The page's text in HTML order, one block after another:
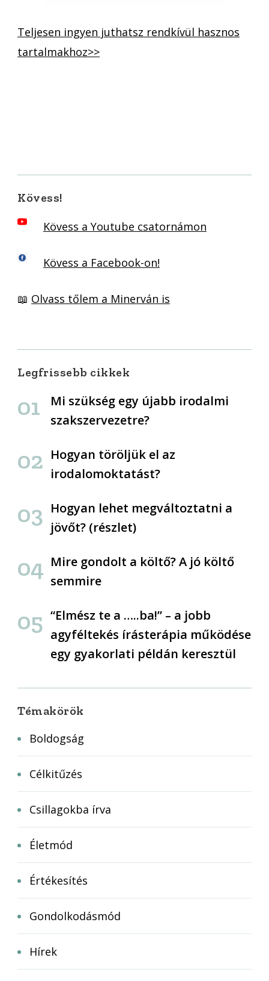
Teljesen ingyen juthatsz rendkívül hasznos
tartalmakhoz>>
Kövess!
Kövess a Youtube csatornámon
Kövess a Facebook-on!
📖 Olvass tőlem a Minerván is
Legfrissebb cikkek
Mi szükség egy újabb irodalmi
szakszervezetre?
Hogyan töröljük el az
irodalomoktatást?
Hogyan lehet megváltoztatni a
jövőt? (részlet)
Mire gondolt a költő? A jó költő
semmire
“Elmész te a …..ba!” – a jobb
agyféltekés írásterápia működése
egy gyakorlati példán keresztül
Témakörök
Boldogság
Célkitűzés
Csillagokba írva
Életmód
Értékesítés
Gondolkodásmód
Hírek